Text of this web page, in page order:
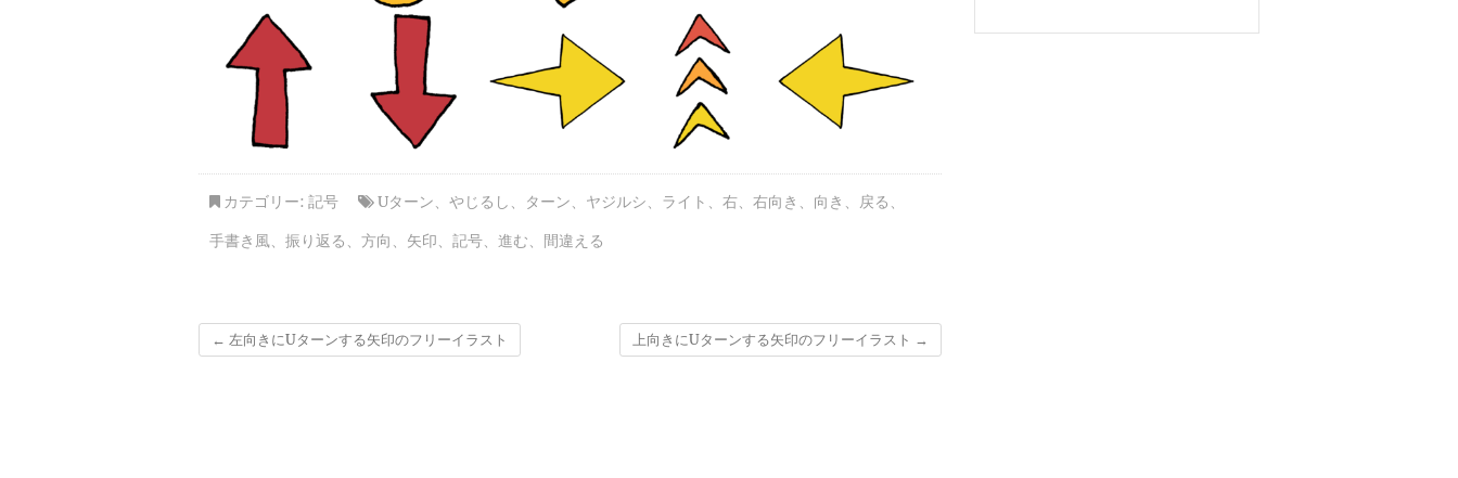
カテゴリー: 記号 Uターン、 やじるし 、 ターン、 ヤジルシ、 ライト 、 右、 右向き 、 向き 、 戻る 、
手書き風、 振り返る 、 方向 、 矢印、 記号、 進む、 間違える
← 左向きにUターンする矢印のフリーイラスト 上向きにUターンする矢印のフリーイラスト →